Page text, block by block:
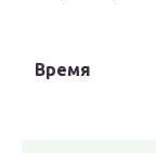
Время